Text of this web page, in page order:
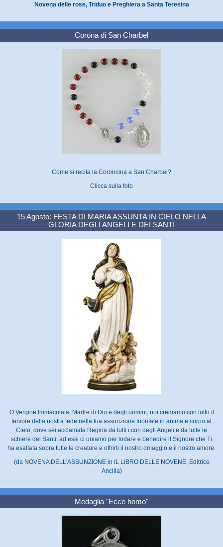
Novena delle rose, Triduo e Preghiera a Santa Teresina
Corona di San Charbel
Come si recita la Coroncina a San Charbel?
Clicca sulla foto
15 Agosto: FESTA DI MARIA ASSUNTA IN CIELO NELLA
GLORIA DEGLI ANGELI E DEI SANTI
O Vergine Immacolata, Madre di Dio e degli uomini, noi crediamo con tutto il
fervore della nostra fede nella tua assunzione trionfale in anima e corpo al
Cielo, dove sei acclamata Regina da tutti i cori degli Angeli e da tutte le
schiere dei Santi; ad essi ci uniamo per lodare e benedire il Signore che Ti
ha esaltata sopra tutte le creature e offrirti il nostro omaggio e il nostro amore.
(da NOVENA DELL'ASSUNZIONE in IL LIBRO DELLE NOVENE, Editrice
Ancilla)
Medaglia "Ecce homo"